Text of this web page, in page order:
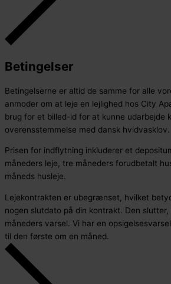
Betingelser
Betingelserne er altid de samme for alle
anmoder om at leje en lejlighed hos City
brug for et billed-id for at kunne udarbejde
overensstemmelse med dansk hvidvasklov.
Prisen for indflytning inkluderer et
måneders leje, tre måneders forudbetalt
måneds husleje.
Lejekontrakten er ubegrænset, hvilket
nogen slutdato på din kontrakt. Den
måneders varsel. Vi har en
til den første om en måned.